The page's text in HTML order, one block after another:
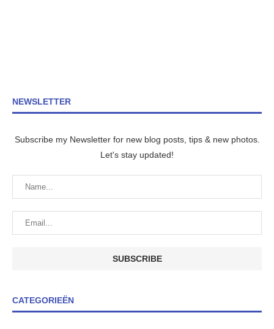
NEWSLETTER
Subscribe my Newsletter for new blog posts, tips & new photos.
Let's stay updated!
CATEGORIEËN